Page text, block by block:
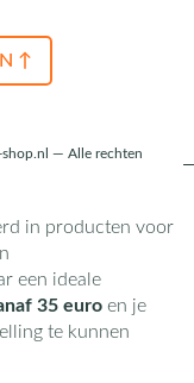
↑
— Alle rechten
in producten voor
een ideale
35 euroen je
te kunnen